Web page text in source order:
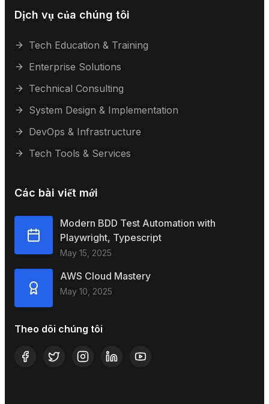
Dịch vụ của chúng tôi
Tech Education & Training
Enterprise Solutions
Technical Consulting
System Design & Implementation
DevOps & Infrastructure
Tech Tools & Services
Các bài viết mới
Modern BDD Test Automation with
Playwright, Typescript
May 15, 2025
AWS Cloud Mastery
May 10, 2025
Theo dõi chúng tôi